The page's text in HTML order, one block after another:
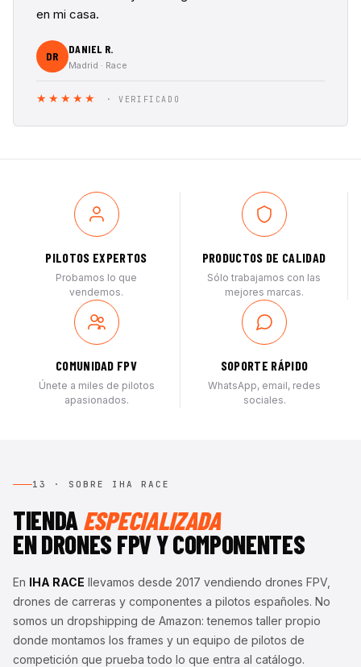
en mi casa.
DR
DANIEL R.
Madrid · Race
★★★★★ · VERIFICADO
PILOTOS EXPERTOS
Probamos lo que
vendemos.
PRODUCTOS DE CALIDAD
Sólo trabajamos con las
mejores marcas.
COMUNIDAD FPV
Únete a miles de pilotos
apasionados.
SOPORTE RÁPIDO
WhatsApp, email, redes
sociales.
13 · SOBRE IHA RACE
TIENDA ESPECIALIZADA
EN DRONES FPV Y COMPONENTES
En IHA RACE llevamos desde 2017 vendiendo drones FPV,
drones de carreras y componentes a pilotos españoles. No
somos un dropshipping de Amazon: tenemos taller propio
donde montamos los frames y un equipo de pilotos de
competición que prueba todo lo que entra al catálogo.